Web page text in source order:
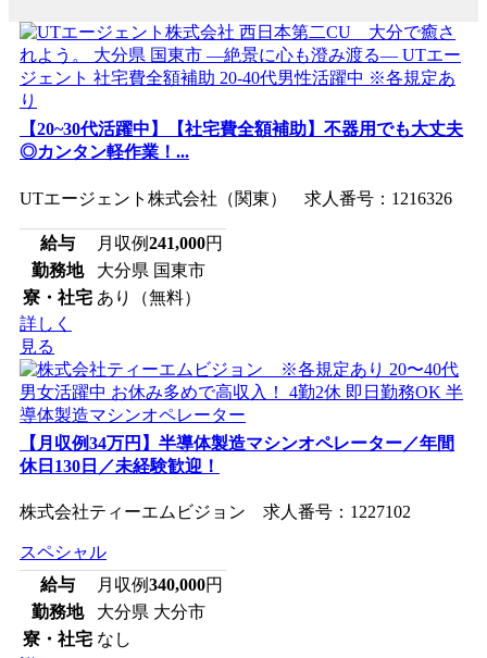
【20~30代活躍中】【社宅費全額補助】不器用でも大丈夫
◎カンタン軽作業！...
UTエージェント株式会社（関東） 求人番号：1216326
給与 月収例241,000円
勤務地
大分県 国東市
寮・社宅 あり（無料）
詳しく
見る
【月収例34万円】半導体製造マシンオペレーター／年間
休日130日／未経験歓迎！
株式会社ティーエムビジョン 求人番号：1227102
スペシャル
給与
月収例340,000円
勤務地
大分県 大分市
寮・社宅 なし